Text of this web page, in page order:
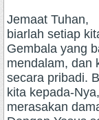
Jemaat Tuhan,
biarlah setiap
Gembala yang
mendalam, dan
secara pribadi.
kita kepada-
merasakan